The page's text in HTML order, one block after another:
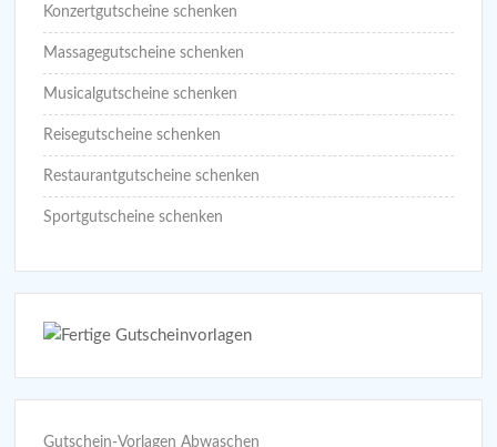
Konzertgutscheine schenken
Massagegutscheine schenken
Musicalgutscheine schenken
Reisegutscheine schenken
Restaurantgutscheine schenken
Sportgutscheine schenken
Gutschein-Vorlagen Abwaschen